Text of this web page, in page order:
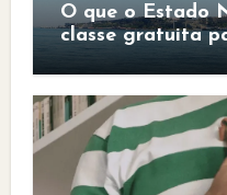
O que o Estado
classe gratuita